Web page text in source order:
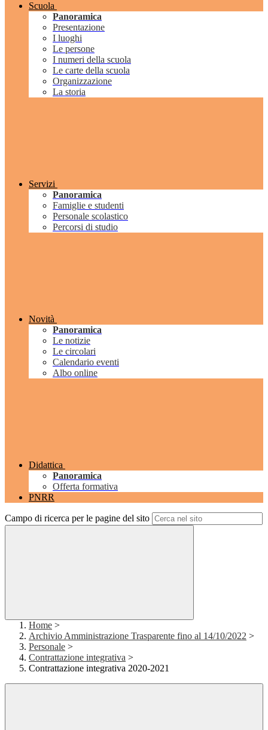
Scuola
Panoramica
Presentazione
I luoghi
Le persone
I numeri della scuola
Le carte della scuola
Organizzazione
La storia
Servizi
Panoramica
Famiglie e studenti
Personale scolastico
Percorsi di studio
Novità
Panoramica
Le notizie
Le circolari
Calendario eventi
Albo online
Didattica
Panoramica
Offerta formativa
PNRR
Campo di ricerca per le pagine del sito
Home >
Archivio Amministrazione Trasparente fino al 14/10/2022 >
Personale >
Contrattazione integrativa >
Contrattazione integrativa 2020-2021